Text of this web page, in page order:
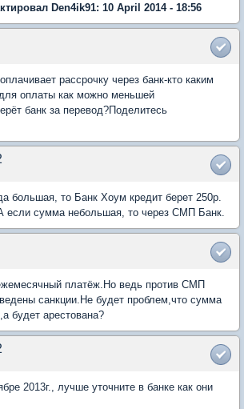
Den4ik91: 10 April 2014 - 18:56
рассрочку через банк-кто каким
оплаты как можно меньшей
банк за перевод?Поделитесь
большая, то Банк Хоум кредит берет 250р.
если сумма небольшая, то через СМП Банк.
платёж.Но ведь против СМП
санкции.Не будет проблем,что сумма
будет арестована?
2013г., лучше уточните в банке как они